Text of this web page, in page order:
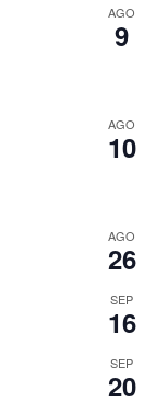
AGO
9
AGO
10
AGO
26
SEP
16
SEP
20